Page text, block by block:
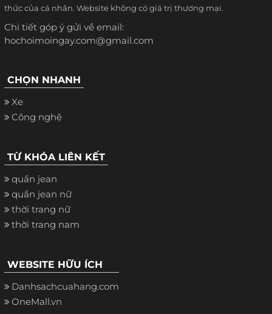
thức của cá nhân. Website không có giá trị thương mại.
Chi tiết góp ý gửi về email:
hochoimoingay.com@gmail.com
CHỌN NHANH
Xe
Công nghệ
TỪ KHÓA LIÊN KẾT
quần jean
quần jean nữ
thời trang nữ
thời trang nam
WEBSITE HỮU ÍCH
Danhsachcuahang.com
OneMall.vn